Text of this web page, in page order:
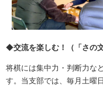
◆交流を楽しむ！（「さの
将棋には集中力・判断力な
す。当支部では、毎月土曜